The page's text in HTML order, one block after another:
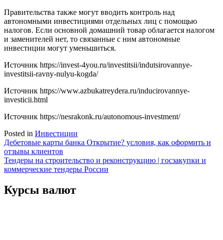
Правительства также могут вводить контроль над
автономными инвестициями отдельных лиц с помощью
налогов. Если основной домашний товар облагается налогом
и заменителей нет, то связанные с ним автономные
инвестиции могут уменьшиться.
Источник https://invest-4you.ru/investitsii/indutsirovannye-
investitsii-ravny-nulyu-kogda/
Источник https://www.azbukatreydera.ru/inducirovannye-
investicii.html
Источник https://nesrakonk.ru/autonomous-investment/
Posted in Инвестиции
Навигация
по
записям
Дебетовые карты банка Открытие? условия, как оформить и
отзывы клиентов
Тендеры на строительство и реконструкцию | госзакупки и
коммерческие тендеры России
Курсы валют